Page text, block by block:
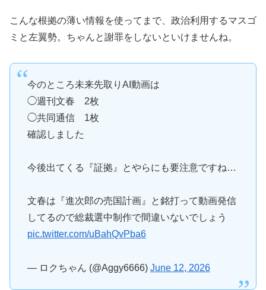
こんな根拠の薄い情報を使ってまで、政治利用するマスゴ
ミと左翼勢。ちゃんと謝罪をしないといけませんね。
今のところ未来先取りAI動画は
◯週刊文春 2枚
◯共同通信 1枚
確認しました
今後出てくる『証拠』とやらにも要注意ですね…
文春は『進次郎の売国計画』と銘打って動画発信
してるので総裁選中制作で間違いないでしょう
pic.twitter.com/uBahQvPba6
— ロクちゃん (@Aggy6666) June 12, 2026